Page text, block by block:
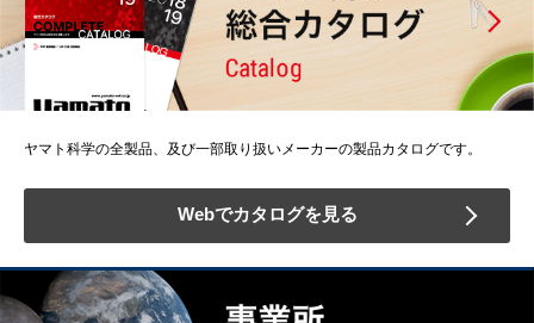
ヤマト科学の全製品、及び一部取り扱いメーカーの製品カタログです。
Webでカタログを見る